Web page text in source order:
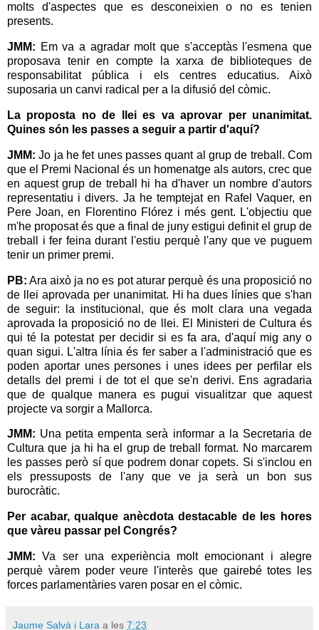
molts d'aspectes que es desconeixien o no es tenien
presents.
JMM: Em va a agradar molt que s'acceptàs l'esmena que
proposava tenir en compte la xarxa de biblioteques de
responsabilitat pública i els centres educatius. Això
suposaria un canvi radical per a la difusió del còmic.
La proposta no de llei es va aprovar per unanimitat.
Quines són les passes a seguir a partir d'aquí?
JMM: Jo ja he fet unes passes quant al grup de treball. Com
que el Premi Nacional és un homenatge als autors, crec que
en aquest grup de treball hi ha d'haver un nombre d'autors
representatiu i divers. Ja he temptejat en Rafel Vaquer, en
Pere Joan, en Florentino Flórez i més gent. L'objectiu que
m'he proposat és que a final de juny estigui definit el grup de
treball i fer feina durant l'estiu perquè l'any que ve puguem
tenir un primer premi.
PB: Ara això ja no es pot aturar perquè és una proposició no
de llei aprovada per unanimitat. Hi ha dues línies que s'han
de seguir: la institucional, que és molt clara una vegada
aprovada la proposició no de llei. El Ministeri de Cultura és
qui té la potestat per decidir si es fa ara, d'aquí mig any o
quan sigui. L'altra línia és fer saber a l'administració que es
poden aportar unes persones i unes idees per perfilar els
detalls del premi i de tot el que se'n derivi. Ens agradaria
que de qualque manera es pugui visualitzar que aquest
projecte va sorgir a Mallorca.
JMM: Una petita empenta serà informar a la Secretaria de
Cultura que ja hi ha el grup de treball format. No marcarem
les passes però sí que podrem donar copets. Si s'inclou en
els pressuposts de l'any que ve ja serà un bon sus
burocràtic.
Per acabar, qualque anècdota destacable de les hores
que vàreu passar pel Congrés?
JMM: Va ser una experiència molt emocionant i alegre
perquè vàrem poder veure l'interès que gairebé totes les
forces parlamentàries varen posar en el còmic.
Jaume Salvà i Lara a les 7:23